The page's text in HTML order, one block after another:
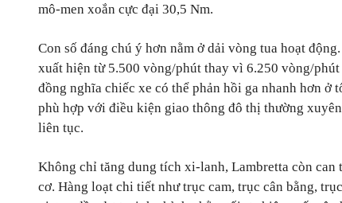
mô-men xoắn cực đại 30,5 Nm.
Con số đáng chú ý hơn nằm ở dải vòng tua hoạt
xuất hiện từ 5.500 vòng/phút thay vì 6.250 vòng/
đồng nghĩa chiếc xe có thể phản hồi ga nhanh hơn ở
phù hợp với điều kiện giao thông đô thị thường
liên tục.
Không chỉ tăng dung tích xi-lanh, Lambretta còn can
cơ. Hàng loạt chi tiết như trục cam, trục cân bằng,